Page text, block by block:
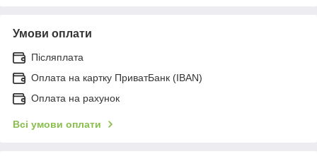
Умови оплати
Післяплата
Оплата на картку ПриватБанк (IBAN)
Оплата на рахунок
Всі умови оплати